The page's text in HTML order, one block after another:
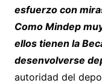
esfuerzo con
Como Mindep
ellos tienen la
desenvolverse
autoridad del